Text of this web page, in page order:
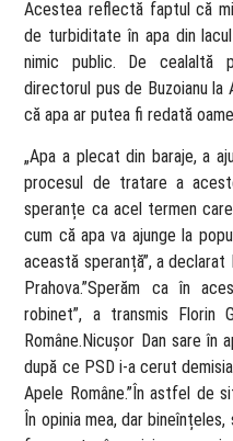
Acestea reflectă faptul că
de turbiditate în apa din
nimic public. De cealaltă
directorul pus de Buzoianu la
că apa ar putea fi redată
„Apa a plecat din baraje, a
procesul de tratare a
speranțe ca acel termen
cum că apa va ajunge la
această speranță”, a
Prahova.”Sperăm ca în
robinet”, a transmis Florin
Române.Nicușor Dan sare în
după ce PSD i-a cerut
Apele Române.”În astfel de
În opinia mea, dar